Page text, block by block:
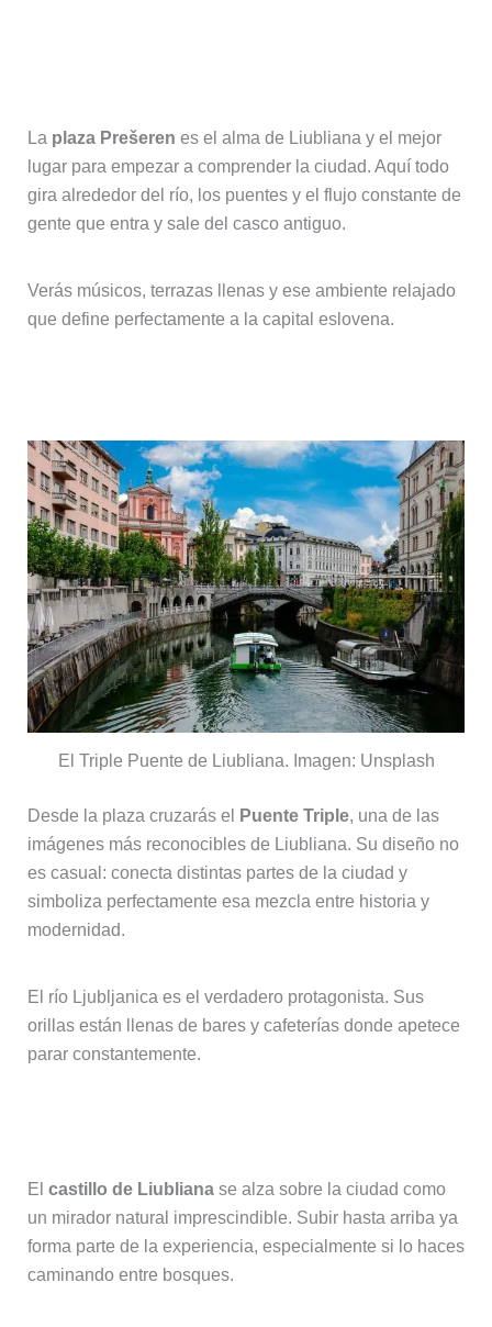
La plaza Prešeren es el alma de Liubliana y el mejor
lugar para empezar a comprender la ciudad. Aquí todo
gira alrededor del río, los puentes y el flujo constante de
gente que entra y sale del casco antiguo.
Verás músicos, terrazas llenas y ese ambiente relajado
que define perfectamente a la capital eslovena.
El Triple Puente de Liubliana. Imagen: Unsplash
Desde la plaza cruzarás el Puente Triple, una de las
imágenes más reconocibles de Liubliana. Su diseño no
es casual: conecta distintas partes de la ciudad y
simboliza perfectamente esa mezcla entre historia y
modernidad.
El río Ljubljanica es el verdadero protagonista. Sus
orillas están llenas de bares y cafeterías donde apetece
parar constantemente.
El castillo de Liublianase alza sobre la ciudad como
un mirador natural imprescindible. Subir hasta arriba ya
forma parte de la experiencia, especialmente si lo haces
caminando entre bosques.